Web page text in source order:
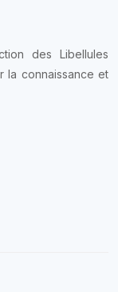
des Libellules
la connaissance et